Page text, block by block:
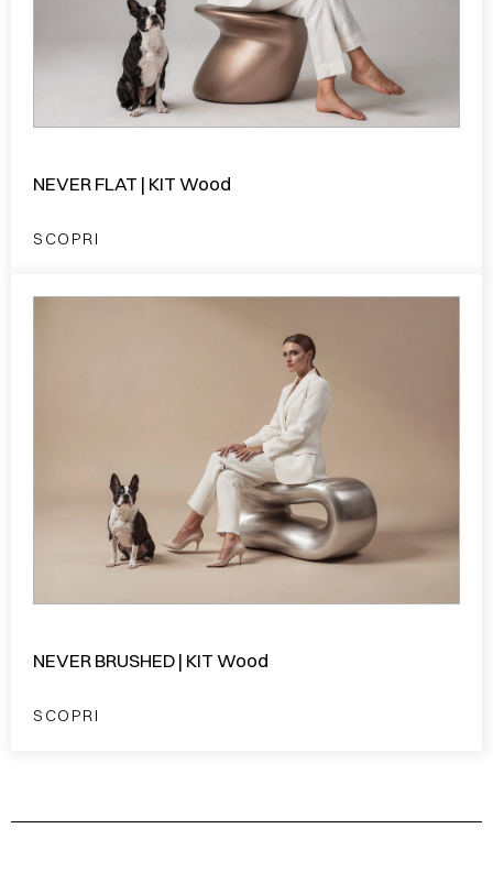
NEVER FLAT | KIT Wood
SCOPRI
NEVER BRUSHED | KIT Wood
SCOPRI